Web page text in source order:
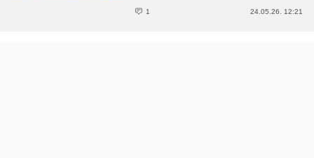
1 24.05.26. 12:21